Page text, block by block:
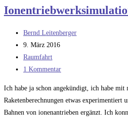
Beitrags-
Autor:
Bernd Leitenberger
Beitrag
veröffentlicht:
9. März 2016
Beitrags-
Kategorie:
Raumfahrt
Beitrags-
1 Kommentar
Ich habe ja schon angekündigt, ich habe
Raketenberechnungen etwas experimentiert
Bahnen von ionenantrieben ergänzt. Ich